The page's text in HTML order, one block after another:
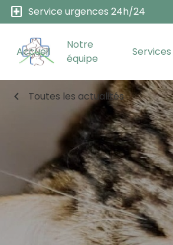
local_hospital Service urgences 24h/24
Accueil
Notre
équipe
Services
chevron_left Toutes les actualités